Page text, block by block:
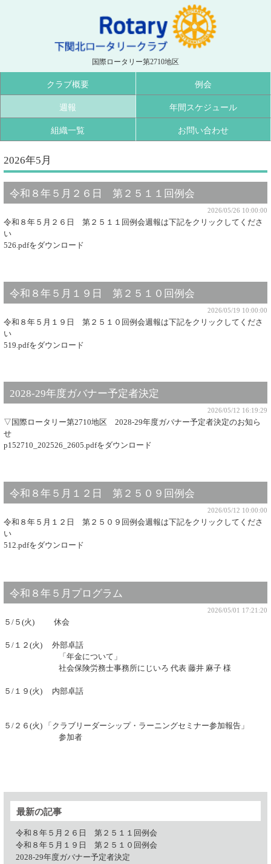
国際ロータリー第2710地区
クラブ概要 例会
週報 年間スケジュール
組織一覧 お問い合わせ
2026年5月
令和８年５月２６日 第２５１１回例会
2026/05/26 10:00:00
令和８年５月２６日 第２５１１回例会週報は下記をクリックしてくださ
い
526.pdfをダウンロード
令和８年５月１９日 第２５１０回例会
2026/05/19 10:00:00
令和８年５月１９日 第２５１０回例会週報は下記をクリックしてくださ
い
519.pdfをダウンロード
2028-29年度ガバナー予定者決定
2026/05/12 16:19:29
▽国際ロータリー第2710地区 2028-29年度ガバナー予定者決定のお知ら
せ
p152710_202526_2605.pdfをダウンロード
令和８年５月１２日 第２５０９回例会
2026/05/12 10:00:00
令和８年５月１２日 第２５０９回例会週報は下記をクリックしてくださ
い
512.pdfをダウンロード
令和８年５月プログラム
2026/05/01 17:21:20
５/５(火) 休会
５/１２(火) 外部卓話
「年金について」
社会保険労務士事務所にじいろ 代表 藤井 麻子 様
５/１９(火) 内部卓話
５/２６(火) 「クラブリーダーシップ・ラーニングセミナー参加報告」
参加者
最新の記事
令和８年５月２６日 第２５１１回例会
令和８年５月１９日 第２５１０回例会
2028-29年度ガバナー予定者決定